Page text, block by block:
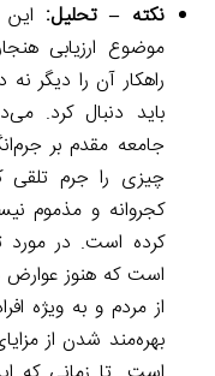
نکته – تحلیل:
موضوع ارزیابی
راهکار آن را دیگر
باید دنبال کرد.
جامعه مقدم بر
چیزی را جرم تلقی
کجروانه و مذموم
کرده است. در مورد
است که هنوز عوارض
از مردم و به ویژه
بهره‌مند شدن از